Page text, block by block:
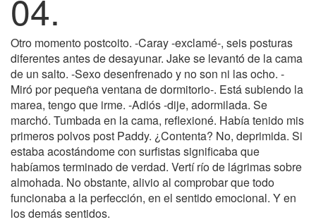
04.
Otro momento postcoito. -Caray -exclamé-, seis posturas
diferentes antes de desayunar. Jake se levantó de la cama
de un salto. -Sexo desenfrenado y no son ni las ocho. -
Miró por pequeña ventana de dormitorio-. Está subiendo la
marea, tengo que irme. -Adiós -dije, adormilada. Se
marchó. Tumbada en la cama, reflexioné. Había tenido mis
primeros polvos post Paddy. ¿Contenta? No, deprimida. Si
estaba acostándome con surfistas significaba que
habíamos terminado de verdad. Vertí río de lágrimas sobre
almohada. No obstante, alivio al comprobar que todo
funcionaba a la perfección, en el sentido emocional. Y en
los demás sentidos.